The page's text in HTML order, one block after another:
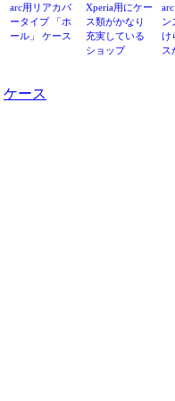
arc用リアカバ
ータイプ 「ホ
ール」 ケース
Xperia用にケー
ス類がかなり
充実している
ショップ
ン
け
ス
ケース